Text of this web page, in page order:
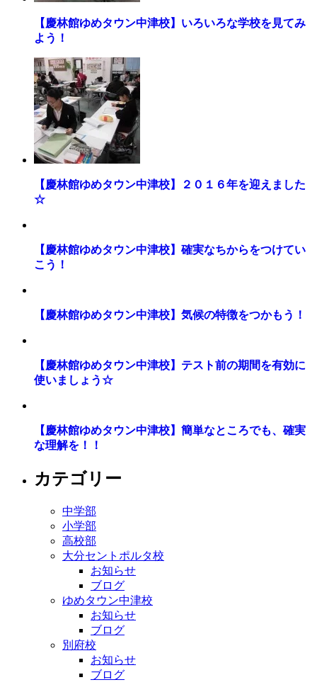
【慶林館ゆめタウン中津校】いろいろな学校を見てみ
よう！
【慶林館ゆめタウン中津校】２０１６年を迎えました
☆
【慶林館ゆめタウン中津校】確実なちからをつけてい
こう！
【慶林館ゆめタウン中津校】気候の特徴をつかもう！
【慶林館ゆめタウン中津校】テスト前の期間を有効に
使いましょう☆
【慶林館ゆめタウン中津校】簡単なところでも、確実
な理解を！！
カテゴリー
中学部
小学部
高校部
大分セントポルタ校
お知らせ
ブログ
ゆめタウン中津校
お知らせ
ブログ
別府校
お知らせ
ブログ